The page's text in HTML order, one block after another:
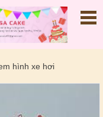
hình xe hơi